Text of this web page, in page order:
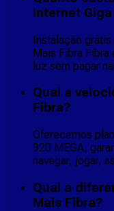
Internet
Instalação
Mais Fibra Fibra
luz sem pagar
Qual a
Fibra?
Oferecemos
920 MEGA,
navegar, jogar,
Qual a
Mais Fibra?